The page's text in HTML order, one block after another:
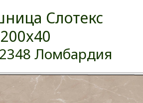
Слотекс
Ломбардия